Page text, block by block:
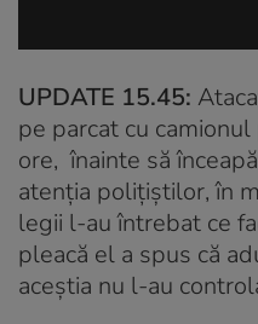
UPDATE 15.45:
pe parcat cu
ore, înainte să
atenția polițiștilor, în
legii l-au întrebat ce
pleacă el a spus că
aceștia nu l-au